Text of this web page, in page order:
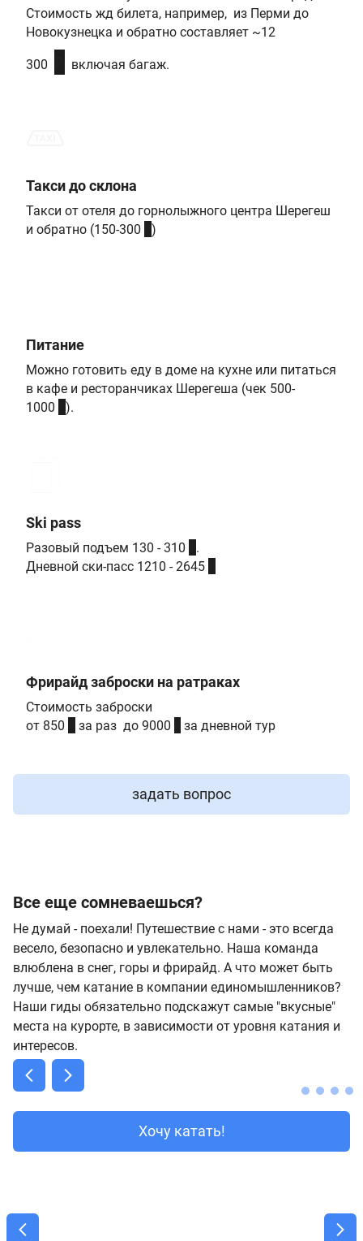
Стоимость жд билета, например, из Перми до
Новокузнецка и обратно составляет ~12
300 включая багаж.
Такси до склона
Такси от отеля до горнолыжного центра Шерегеш
и обратно (150-300
)
Питание
Можно готовить еду в доме на кухне или питаться
в кафе и ресторанчиках Шерегеша (чек 500-
1000
).
Ski pass
Разовый подъем 130 - 310
.
Дневной ски-пасс 1210 - 2645
Фрирайд заброски на ратраках
Стоимость заброски
от 850
за раз до 9000 за дневной тур
задать вопрос
Все еще сомневаешься?
Не думай - поехали! Путешествие с нами - это всегда
весело, безопасно и увлекательно. Наша команда
влюблена в снег, горы и фрирайд. А что может быть
лучше, чем катание в компании единомышленников?
Наши гиды обязательно подскажут самые "вкусные"
места на курорте, в зависимости от уровня катания и
интересов.
Хочу катать!